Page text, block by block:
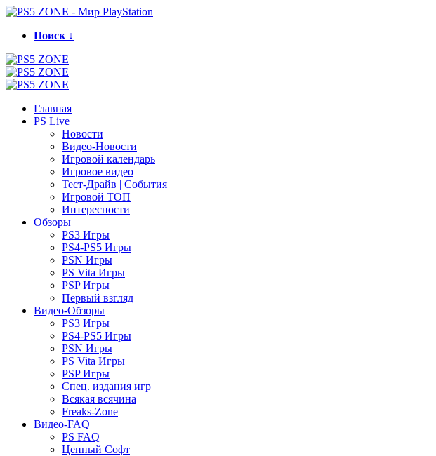
Поиск ↓
Главная
PS Live
Новости
Видео-Новости
Игровой календарь
Игровое видео
Тест-Драйв | События
Игровой ТОП
Интересности
Обзоры
PS3 Игры
PS4-PS5 Игры
PSN Игры
PS Vita Игры
PSP Игры
Первый взгляд
Видео-Обзоры
PS3 Игры
PS4-PS5 Игры
PSN Игры
PS Vita Игры
PSP Игры
Спец. издания игр
Всякая всячина
Freaks-Zone
Видео-FAQ
PS FAQ
Ценный Софт